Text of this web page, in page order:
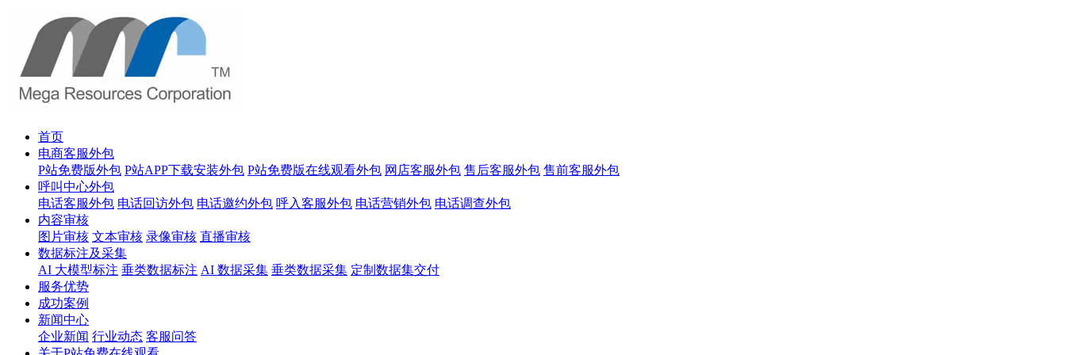
首页
电商客服外包
P站免费版外包 P站APP下载安装外包 P站免费版在线观看外包 网店客服外包 售后客服外包 售前客服外包
呼叫中心外包
电话客服外包 电话回访外包 电话邀约外包 呼入客服外包 电话营销外包 电话调查外包
内容审核
图片审核 文本审核 录像审核 直播审核
数据标注及采集
AI 大模型标注 垂类数据标注 AI 数据采集 垂类数据采集 定制数据集交付
服务优势
成功案例
新闻中心
企业新闻 行业动态 客服问答